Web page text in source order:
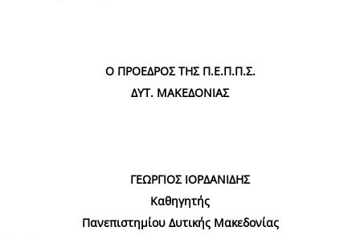
Ο ΠΡΟΕΔΡΟΣ ΤΗΣ Π.Ε.Π.Π.Σ.
ΔΥΤ. ΜΑΚΕΔΟΝΙΑΣ
ΓΕΩΡΓΙΟΣ ΙΟΡΔΑΝΙΔΗΣ
Καθηγητής
Πανεπιστημίου Δυτικής Μακεδονίας